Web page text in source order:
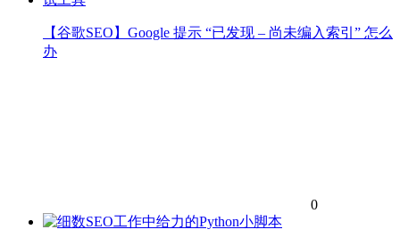
【谷歌SEO】Google 提示 “已发现 – 尚未编入索引” 怎么
办
0